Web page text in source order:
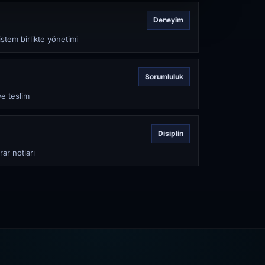
Deneyim
birlikte yönetimi
Sorumluluk
teslim
Disiplin
notları